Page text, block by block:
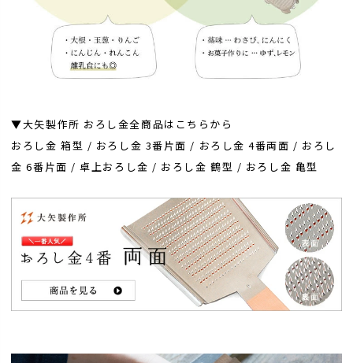
▼大矢製作所 おろし金全商品はこちらから
おろし金 箱型 / おろし金 3番片面 / おろし金 4番両面 / おろし
金 6番片面 /卓上おろし金 / おろし金 鶴型 / おろし金 亀型